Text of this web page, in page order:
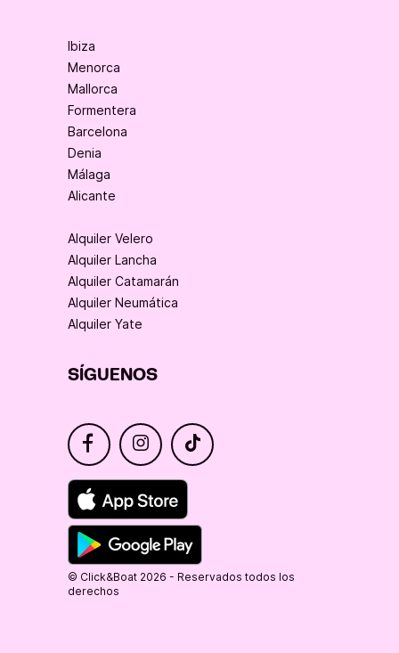
Ibiza
Menorca
Mallorca
Formentera
Barcelona
Denia
Málaga
Alicante
Alquiler Velero
Alquiler Lancha
Alquiler Catamarán
Alquiler Neumática
Alquiler Yate
SÍGUENOS
© Click&Boat 2026 - Reservados todos los
derechos